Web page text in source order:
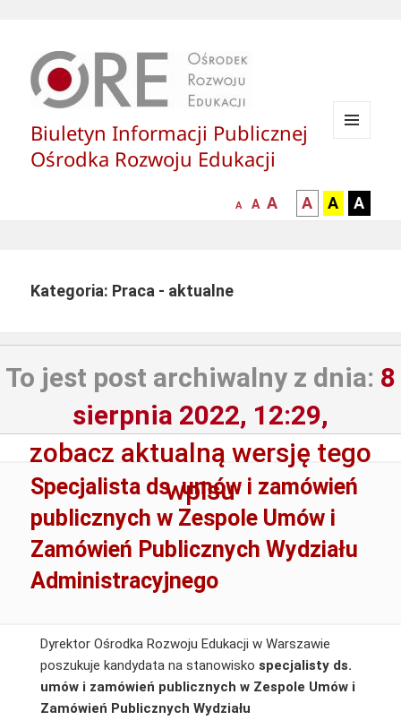
Biuletyn Informacji Publicznej
Ośrodka Rozwoju Edukacji
mniejsza
A
normalna
A
większa-
czcionka
A
kontrast
czarny
A
kontrast
czarny
A
żółty
A
Kategoria: Praca - aktualne
To jest post archiwalny z dnia: 8
sierpnia 2022, 12:29,
zobacz aktualną wersję tego
wpisu
Specjalista ds. umów i zamówień
publicznych w Zespole Umów i
Zamówień Publicznych Wydziału
Administracyjnego
Dyrektor Ośrodka Rozwoju Edukacji w Warszawie
poszukuje kandydata na stanowisko specjalisty ds.
umów i zamówień publicznych w Zespole Umów i
Zamówień Publicznych Wydziału